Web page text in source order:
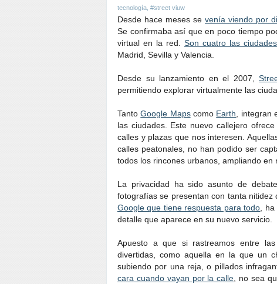
tecnología #street viuw
Desde hace meses se venía viendo por
Se confirmaba así que en poco tiempo
virtual en la red. Son cuatro las
Madrid, Sevilla y Valencia.
Desde su lanzamiento en el 2007,
permitiendo explorar virtualmente las
TantoGoogle Mapscomo Earth ,
las ciudades. Este nuevo callejero ofrece
calles y plazas que nos interesen.
calles peatonales, no han podido ser
todos los rincones urbanos, ampliando en
La privacidad ha sido asunto de
fotografías se presentan con tanta nitidez
Google que tiene respuesta para todo ,
detalle que aparece en su nuevo servicio.
Apuesto a que si rastreamos entre
divertidas, como aquella en la que un
subiendo por una reja, o pillados
cara cuando vayan por la calle , no sea